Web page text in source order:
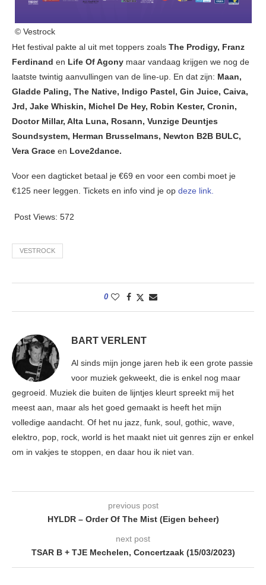
© Vestrock
Het festival pakte al uit met toppers zoals The Prodigy, Franz
Ferdinand en Life Of Agony maar vandaag krijgen we nog de
laatste twintig aanvullingen van de line-up. En dat zijn: Maan,
Gladde Paling, The Native, Indigo Pastel, Gin Juice, Caiva,
Jrd, Jake Whiskin, Michel De Hey, Robin Kester, Cronin,
Doctor Millar, Alta Luna, Rosann, Vunzige Deuntjes
Soundsystem, Herman Brusselmans, Newton B2B BULC,
Vera Grace en Love2dance.
Voor een dagticket betaal je €69 en voor een combi moet je
€125 neer leggen. Tickets en info vind je op deze link.
Post Views: 572
VESTROCK
0
BART VERLENT
Al sinds mijn jonge jaren heb ik een grote passie
voor muziek gekweekt, die is enkel nog maar
gegroeid. Muziek die buiten de lijntjes kleurt spreekt mij het
meest aan, maar als het goed gemaakt is heeft het mijn
volledige aandacht. Of het nu jazz, funk, soul, gothic, wave,
elektro, pop, rock, world is het maakt niet uit genres zijn er enkel
om in vakjes te stoppen, en daar hou ik niet van.
previous post
HYLDR – Order Of The Mist (Eigen beheer)
next post
TSAR B + TJE Mechelen, Concertzaak (15/03/2023)